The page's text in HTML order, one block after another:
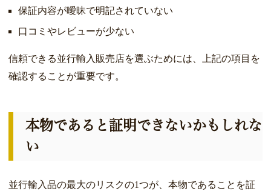
保証内容が曖昧で明記されていない
口コミやレビューが少ない
信頼できる並行輸入販売店を選ぶためには、上記の項目を
確認することが重要です。
本物であると証明できないかもしれな
い
並行輸入品の最大のリスクの1つが、本物であることを証